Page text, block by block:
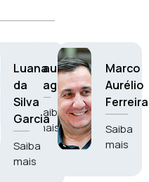
Laura
Laganá
Saiba
mais
Luana
da
Silva
Garcia
Saiba
mais
Marco
Aurélio
Ferreira
Saiba
mais